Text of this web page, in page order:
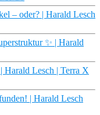
– oder? | Harald Lesch
✨ | Harald
Harald Lesch | Terra X
| Harald Lesch